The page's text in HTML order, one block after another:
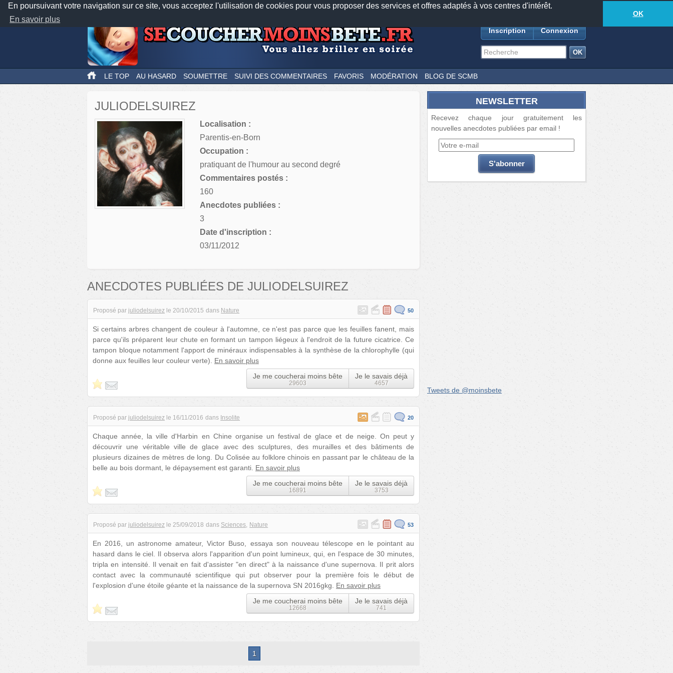
En poursuivant votre navigation sur ce site, vous acceptez l'utilisation de cookies pour vous proposer des services et offres adaptés à vos centres d'intérêt.
En savoir plus
OK
Nos applications mobiles Newsletter Facebook
TwitterFeeds18885anecdotes-587lecteurs connectés
Inscription Connexion
LE TOP AU HASARD SOUMETTRE SUIVI DES COMMENTAIRES FAVORIS MODÉRATION BLOG DE SCMB
JULIODELSUIREZ
Localisation :
Parentis-en-Born
Occupation :
pratiquant de l'humour au second degré
Commentaires postés :
160
Anecdotes publiées :
3
Date d'inscription :
03/11/2012
ANECDOTES PUBLIÉES DE JULIODELSUIREZ
Proposé par juliodelsuirez le 20/10/2015 dans Nature 50
Si certains arbres changent de couleur à l'automne, ce n'est pas parce que les feuilles fanent, mais
parce qu'ils préparent leur chute en formant un tampon liégeux à l'endroit de la future cicatrice. Ce
tampon bloque notamment l'apport de minéraux indispensables à la synthèse de la chlorophylle (qui
donne aux feuilles leur couleur verte). En savoir plus
Je me coucherai moins bête
29603
Je le savais déjà
4657
Proposé par juliodelsuirez le 16/11/2016 dans Insolite 20
Chaque année, la ville d'Harbin en Chine organise un festival de glace et de neige. On peut y
découvrir une véritable ville de glace avec des sculptures, des murailles et des bâtiments de
plusieurs dizaines de mètres de long. Du Colisée au folklore chinois en passant par le château de la
belle au bois dormant, le dépaysement est garanti. En savoir plus
Je me coucherai moins bête
16891
Je le savais déjà
3753
Proposé par juliodelsuirez le 25/09/2018 dans Sciences Nature 53
En 2016, un astronome amateur, Victor Buso, essaya son nouveau télescope en le pointant au
hasard dans le ciel. Il observa alors l'apparition d'un point lumineux, qui, en l'espace de 30 minutes,
tripla en intensité. Il venait en fait d'assister "en direct" à la naissance d'une supernova. Il prit alors
contact avec la communauté scientifique qui put observer pour la première fois le début de
l'explosion d'une étoile géante et la naissance de la supernova SN 2016gkg. En savoir plus
Je me coucherai moins bête
12668
Je le savais déjà
741
1
NEWSLETTER
Recevez chaque jour gratuitement les
nouvelles anecdotes publiées par email !
Tweets de @moinsbete